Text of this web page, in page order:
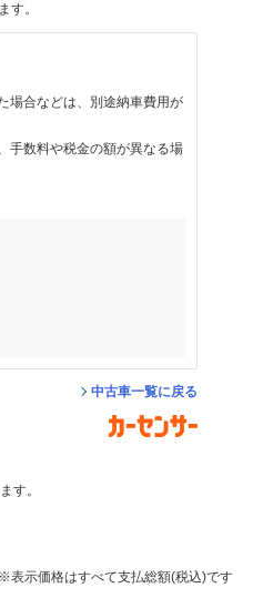
す。
場合などは、別途納車費用が
手数料や税金の額が異なる場
中古車一覧に戻る
す。
※表示価格はすべて支払総額(税込)です